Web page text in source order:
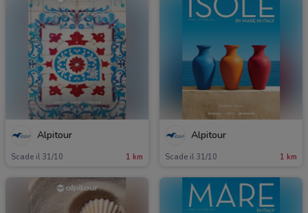
Alpitour
Scade il 31/10 1 km
Alpitour
Scade il 31/10 1 km